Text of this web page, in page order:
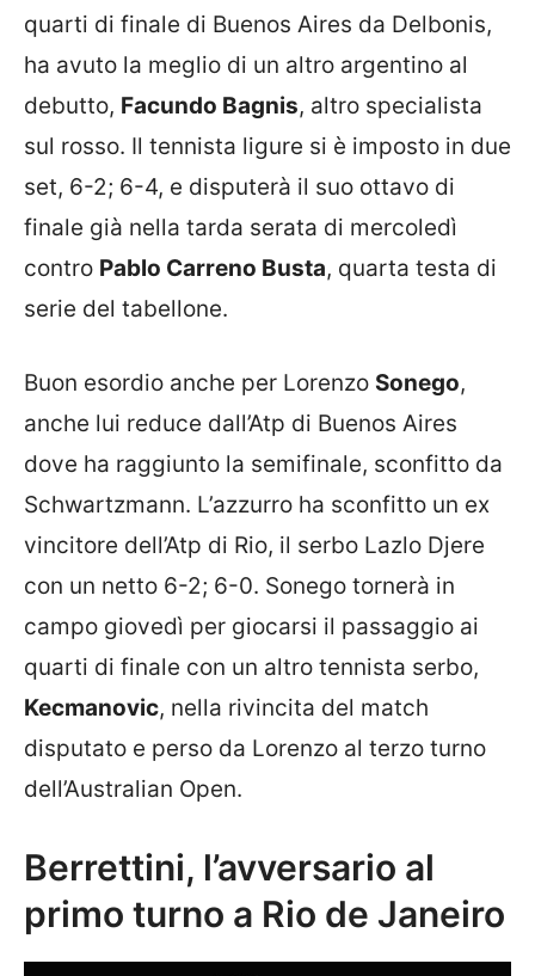
quarti di finale di Buenos Aires da Delbonis,
ha avuto la meglio di un altro argentino al
debutto, Facundo Bagnis, altro specialista
sul rosso. Il tennista ligure si è imposto in due
set, 6-2; 6-4, e disputerà il suo ottavo di
finale già nella tarda serata di mercoledì
contro Pablo Carreno Busta, quarta testa di
serie del tabellone.
Buon esordio anche per Lorenzo Sonego,
anche lui reduce dall’Atp di Buenos Aires
dove ha raggiunto la semifinale, sconfitto da
Schwartzmann. L’azzurro ha sconfitto un ex
vincitore dell’Atp di Rio, il serbo Lazlo Djere
con un netto 6-2; 6-0. Sonego tornerà in
campo giovedì per giocarsi il passaggio ai
quarti di finale con un altro tennista serbo,
Kecmanovic, nella rivincita del match
disputato e perso da Lorenzo al terzo turno
dell’Australian Open.
Berrettini, l’avversario al
primo turno a Rio de Janeiro